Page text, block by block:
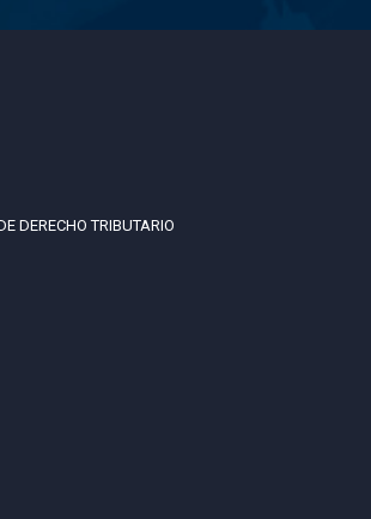
DERECHO TRIBUTARIO